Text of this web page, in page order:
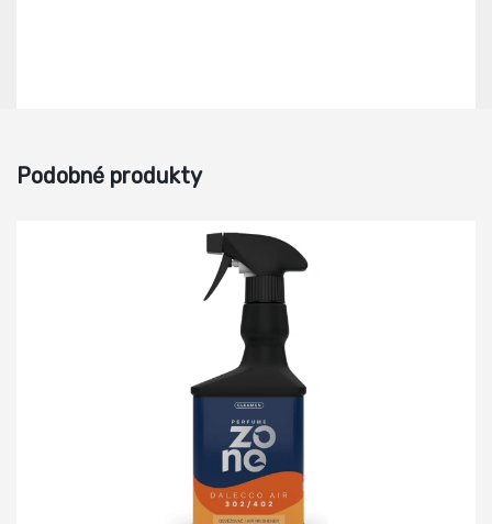
Podobné produkty